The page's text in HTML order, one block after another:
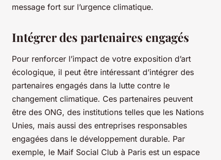
message fort sur l’urgence climatique.
Intégrer des partenaires engagés
Pour renforcer l’impact de votre exposition d’art
écologique, il peut être intéressant d’intégrer des
partenaires engagés dans la lutte contre le
changement climatique. Ces partenaires peuvent
être des ONG, des institutions telles que les Nations
Unies, mais aussi des entreprises responsables
engagées dans le développement durable. Par
exemple, le Maif Social Club à Paris est un espace